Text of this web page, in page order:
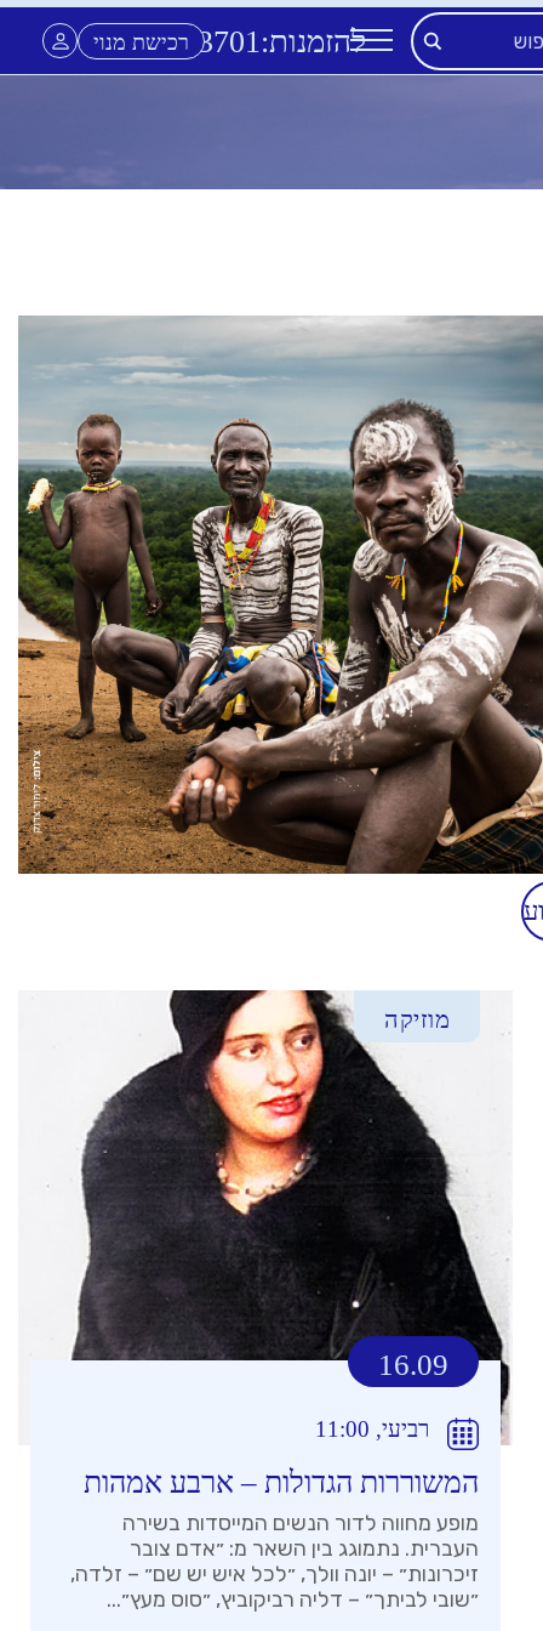
להזמנות: *3701 רכישת מנוי
מוזיקה
16.09
רביעי, 11:00
המשוררות הגדולות – ארבע אמהות
מופע מחווה לדור הנשים המייסדות בשירה
העברית. נתמוגג בין השאר מ: ״אדם צובר
זיכרונות״ – יונה וולך, ״לכל איש יש שם״ – זלדה,
״שובי לביתך״ – דליה רביקוביץ, ״סוס מעץ״...